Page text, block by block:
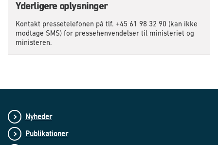
Yderligere oplysninger
Kontakt pressetelefonen på tlf. +45 61 98 32 90 (kan ikke
modtage SMS) for pressehenvendelser til ministeriet og
ministeren.
Nyheder
Publikationer